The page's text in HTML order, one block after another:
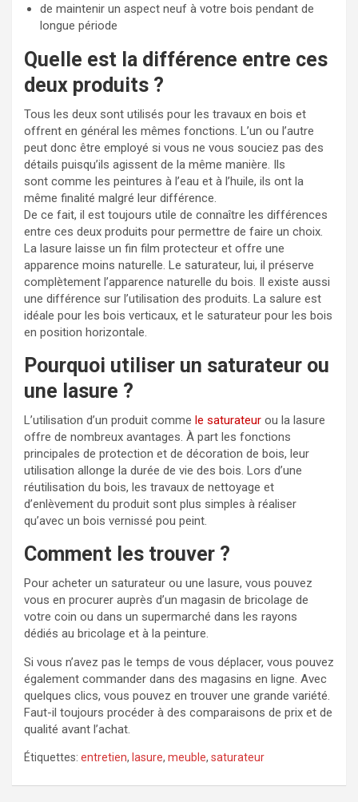
de maintenir un aspect neuf à votre bois pendant de
longue période
Quelle est la différence entre ces
deux produits ?
Tous les deux sont utilisés pour les travaux en bois et
offrent en général les mêmes fonctions. L’un ou l’autre
peut donc être employé si vous ne vous souciez pas des
détails puisqu’ils agissent de la même manière. Ils
sont comme les peintures à l’eau et à l’huile, ils ont la
même finalité malgré leur différence.
De ce fait, il est toujours utile de connaître les différences
entre ces deux produits pour permettre de faire un choix.
La lasure laisse un fin film protecteur et offre une
apparence moins naturelle. Le saturateur, lui, il préserve
complètement l’apparence naturelle du bois. Il existe aussi
une différence sur l’utilisation des produits. La salure est
idéale pour les bois verticaux, et le saturateur pour les bois
en position horizontale.
Pourquoi utiliser un saturateur ou
une lasure ?
L’utilisation d’un produit comme le saturateur ou la lasure
offre de nombreux avantages. À part les fonctions
principales de protection et de décoration de bois, leur
utilisation allonge la durée de vie des bois. Lors d’une
réutilisation du bois, les travaux de nettoyage et
d’enlèvement du produit sont plus simples à réaliser
qu’avec un bois vernissé pou peint.
Comment les trouver ?
Pour acheter un saturateur ou une lasure, vous pouvez
vous en procurer auprès d’un magasin de bricolage de
votre coin ou dans un supermarché dans les rayons
dédiés au bricolage et à la peinture.
Si vous n’avez pas le temps de vous déplacer, vous pouvez
également commander dans des magasins en ligne. Avec
quelques clics, vous pouvez en trouver une grande variété.
Faut-il toujours procéder à des comparaisons de prix et de
qualité avant l’achat.
Étiquettes: entretien, lasure, meuble, saturateur